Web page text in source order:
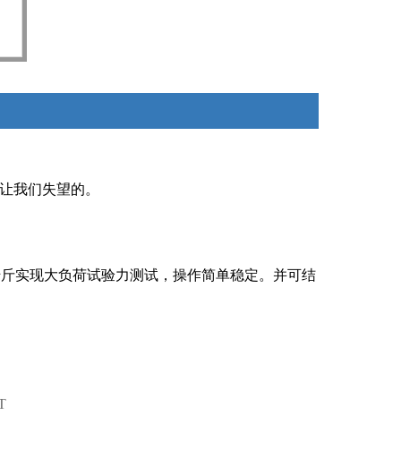
我们失望的。
实现大负荷试验力测试，操作简单稳定。并可结